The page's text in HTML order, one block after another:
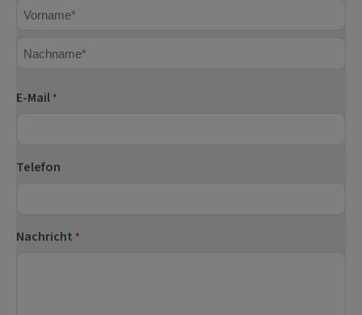
E-Mail *
Telefon
Nachricht *